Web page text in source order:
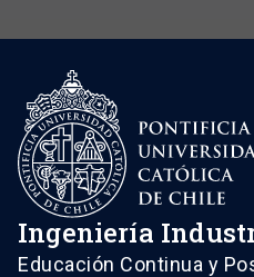
Ingeniería
Educación Continua y